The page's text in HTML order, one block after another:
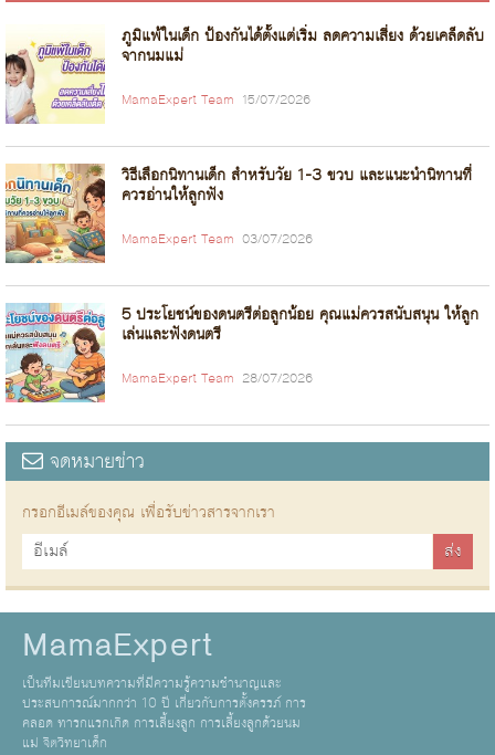
ภูมิแพ้ในเด็ก ป้องกันได้ตั้งแต่เริ่ม ลดความเสี่ยง ด้วยเคล็ดลับ
จากนมแม่
MamaExpert Team 15/07/2026
วิธีเลือกนิทานเด็ก สำหรับวัย 1-3 ขวบ และแนะนำนิทานที่
ควรอ่านให้ลูกฟัง
MamaExpert Team 03/07/2026
5 ประโยชน์ของดนตรีต่อลูกน้อย คุณแม่ควรสนับสนุน ให้ลูก
เล่นและฟังดนตรี
MamaExpert Team 28/07/2026
จดหมายข่าว
กรอกอีเมล์ของคุณ เพื่อรับข่าวสารจากเรา
MamaExpert
เป็นทีมเขียนบทความที่มีความรู้ความชำนาญและ
ประสบการณ์มากกว่า 10 ปี เกี่ยวกับการตั้งครรภ์ การ
คลอด ทารกแรกเกิด การเลี้ยงลูก การเลี้ยงลูกด้วยนม
แม่ จิตวิทยาเด็ก